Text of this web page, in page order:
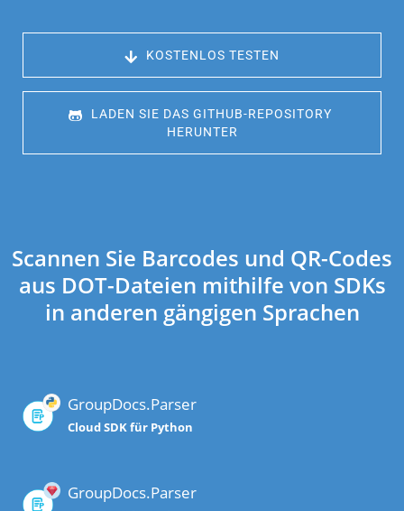
KOSTENLOS TESTEN
LADEN SIE DAS GITHUB-REPOSITORY
HERUNTER
Scannen Sie Barcodes und QR-Codes
aus DOT-Dateien mithilfe von SDKs
in anderen gängigen Sprachen
GroupDocs.Parser
Cloud SDK für Python
GroupDocs.Parser